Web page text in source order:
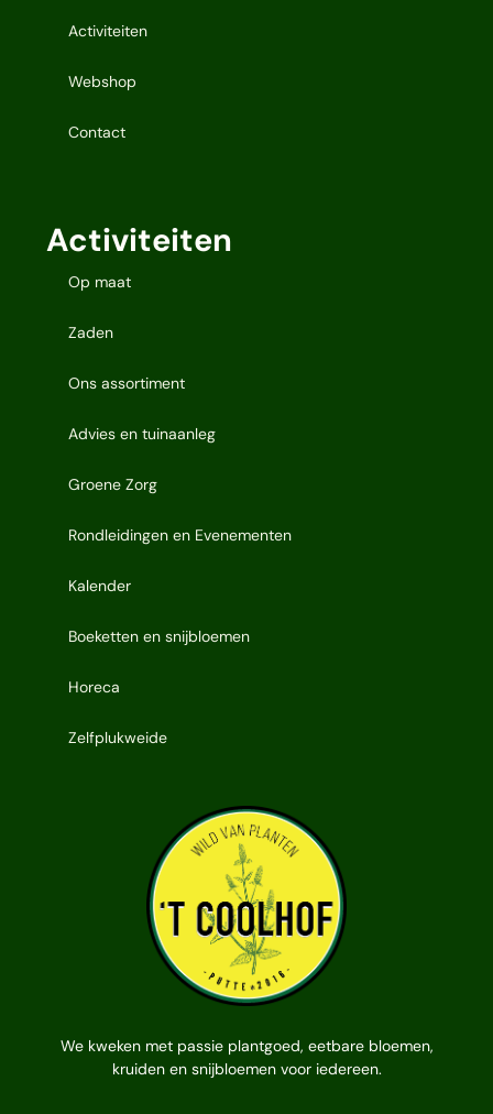
We kweken met passie plantgoed, eetbare bloemen,
kruiden en snijbloemen voor iedereen.
Activiteiten
Webshop
Contact
Activiteiten
Op maat
Zaden
Ons assortiment
Advies en tuinaanleg
Groene Zorg
Rondleidingen en Evenementen
Kalender
Boeketten en snijbloemen
Horeca
Zelfplukweide